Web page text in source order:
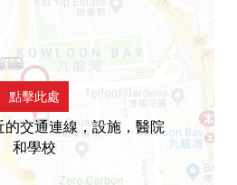
點擊此處
的交通連線，設施，醫院
和學校